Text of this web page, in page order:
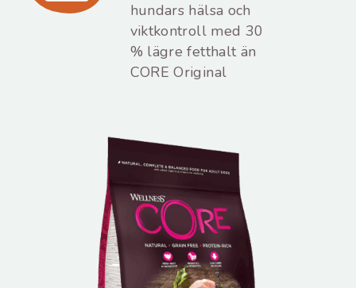
hundars hälsa och
viktkontroll med 30
% lägre fetthalt än
CORE Original